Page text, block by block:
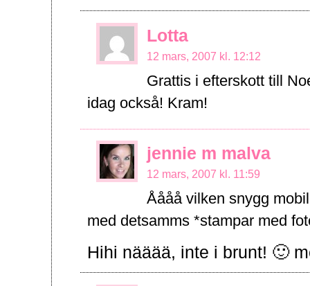
Lotta
12 mars, 2007 kl. 12:12
Grattis i efterskott till
idag också! Kram!
jennie m malva
12 mars, 2007 kl. 11:59
Åååå vilken snygg
med detsamms *stampar med
Hihi nääää, inte i brunt! 🙂